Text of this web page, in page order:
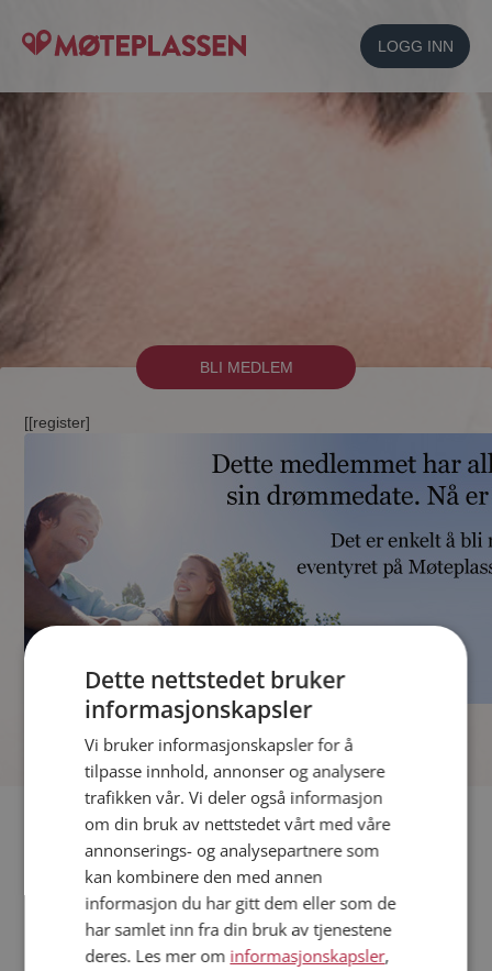
LOGG INN
BLI MEDLEM
[[register]
Fler single
Andre single fra Voss
Kvinner fra Voss
Date kvinner i Norge
Date menn i Norge
Dette nettstedet bruker
informasjonskapsler
Vi bruker informasjonskapsler for å
tilpasse innhold, annonser og analysere
trafikken vår. Vi deler også informasjon
om din bruk av nettstedet vårt med våre
annonserings- og analysepartnere som
kan kombinere den med annen
informasjon du har gitt dem eller som de
har samlet inn fra din bruk av tjenestene
deres. Les mer om informasjonskapsler,